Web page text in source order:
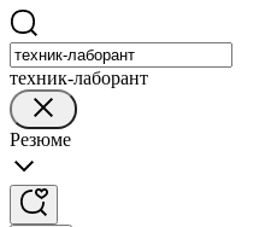
техник-лаборант
Резюме